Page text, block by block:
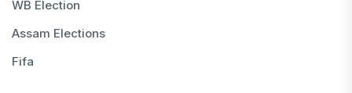
WB Election
Assam Elections
Fifa